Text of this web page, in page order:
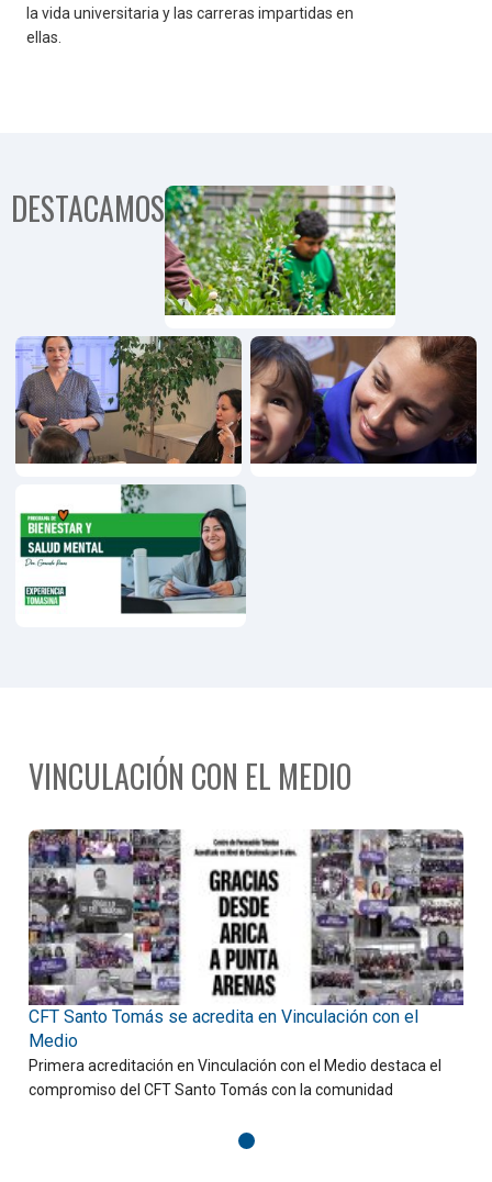
la vida universitaria y las carreras impartidas en
ellas.
DESTACAMOS
Programa
Emprendimiento,
Innovación y
Pymes
VINCULACIÓN CON EL MEDIO
CFT Santo Tomás se acredita en Vinculación con el
Medio
Primera acreditación en Vinculación con el Medio destaca el
compromiso del CFT Santo Tomás con la comunidad